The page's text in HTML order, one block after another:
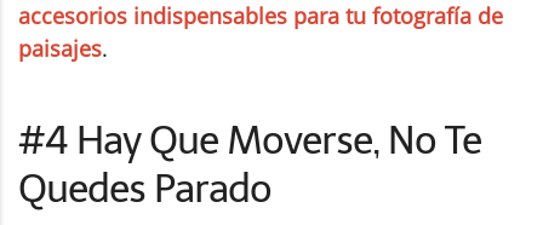
accesorios indispensables para tu fotografía de
paisajes.
#4 Hay Que Moverse, No Te
Quedes Parado